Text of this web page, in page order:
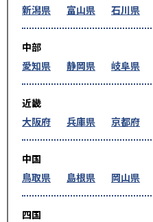
新潟県
富山県 石川県
中部
愛知県
静岡県 岐阜県
近畿
大阪府
兵庫県 京都府
中国
鳥取県
島根県 岡山県
四国